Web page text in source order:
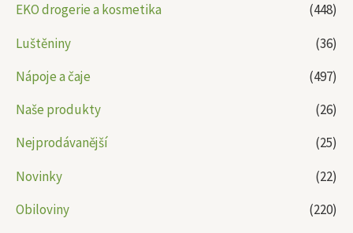
EKO drogerie a kosmetika
(448)
Luštěniny
(36)
Nápoje a čaje
(497)
Naše produkty
(26)
Nejprodávanější
(25)
Novinky
(22)
Obiloviny
(220)